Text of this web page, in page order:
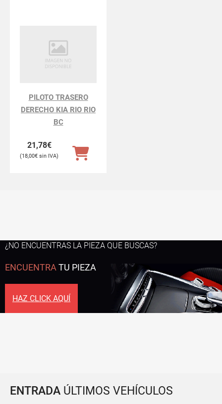
PILOTO TRASERO
DERECHO KIA RIO RIO
BC
21,78€
18,00€
¿NO ENCUENTRAS LA PIEZA QUE BUSCAS?
ENCUENTRATU PIEZA
HAZ CLICK AQUÍ
ENTRADA ÚLTIMOS VEHÍCULOS